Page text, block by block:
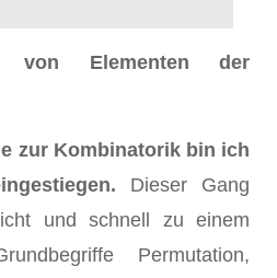
von Elementen der
zur Kombinatorik bin ich
Dieser Gang
und schnell zu einem
Permutation,